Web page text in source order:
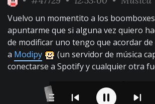
Vuelvo un momentito a los
apuntarme que si alguna vez quiero
de modificar uno tengo que acordar
a Modipy
(un servidor de música
conectarse a Spotify y cualquier otra